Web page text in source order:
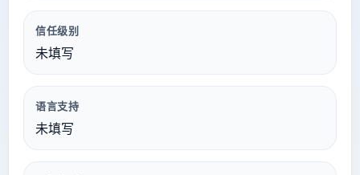
信任级别
未填写
语言支持
未填写